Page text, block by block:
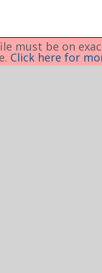
must be on
Click here for